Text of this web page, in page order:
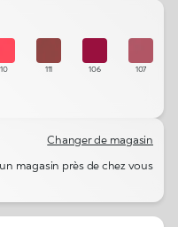
111 106 107
Changer de magasin
magasin près de chez vous